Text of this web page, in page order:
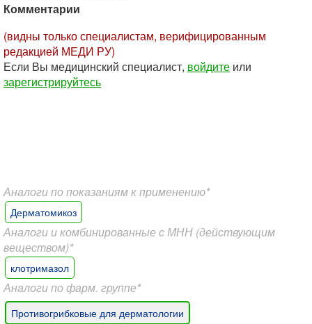
Комментарии
(видны только специалистам, верифицированным
редакцией МЕДИ РУ)
Если Вы медицинский специалист, войдите или
зарегистрируйтесь
Аналоги по показаниям к применению*
Дерматомикоз
Аналоги и комбинированные с МНН (действующим
веществом)*
клотримазол
Аналоги по фарм. группе*
Противогрибковые для дерматологии